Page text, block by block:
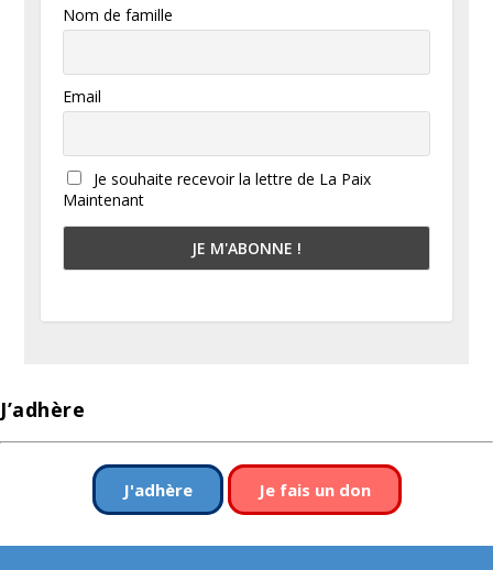
Nom de famille
Email
Je souhaite recevoir la lettre de La Paix
Maintenant
J’adhère
J'adhère Je fais un don